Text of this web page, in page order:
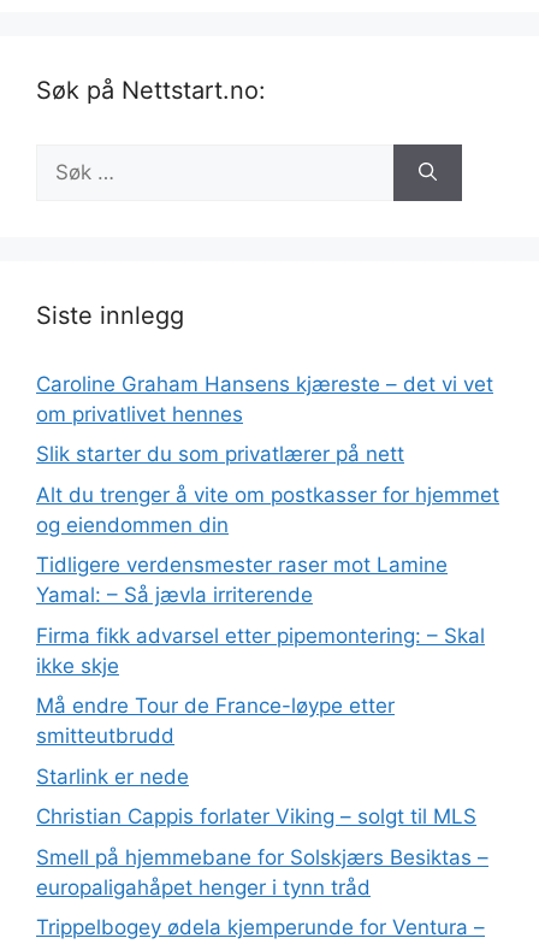
Søk på Nettstart.no:
etter:
Siste innlegg
Caroline Graham Hansens kjæreste – det vi vet
om privatlivet hennes
Slik starter du som privatlærer på nett
Alt du trenger å vite om postkasser for hjemmet
og eiendommen din
Tidligere verdensmester raser mot Lamine
Yamal: – Så jævla irriterende
Firma fikk advarsel etter pipemontering: – Skal
ikke skje
Må endre Tour de France-løype etter
smitteutbrudd
Starlink er nede
Christian Cappis forlater Viking – solgt til MLS
Smell på hjemmebane for Solskjærs Besiktas –
europaligahåpet henger i tynn tråd
Trippelbogey ødela kjemperunde for Ventura –